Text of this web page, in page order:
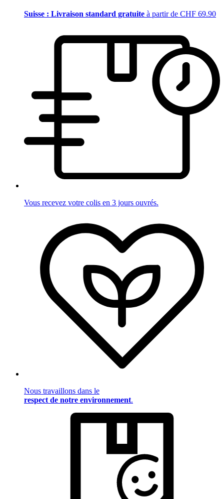
Suisse : Livraison standard gratuite à partir de CHF 69.90
Vous recevez votre colis en 3 jours ouvrés.
Nous travaillons dans le
respect de notre environnement.